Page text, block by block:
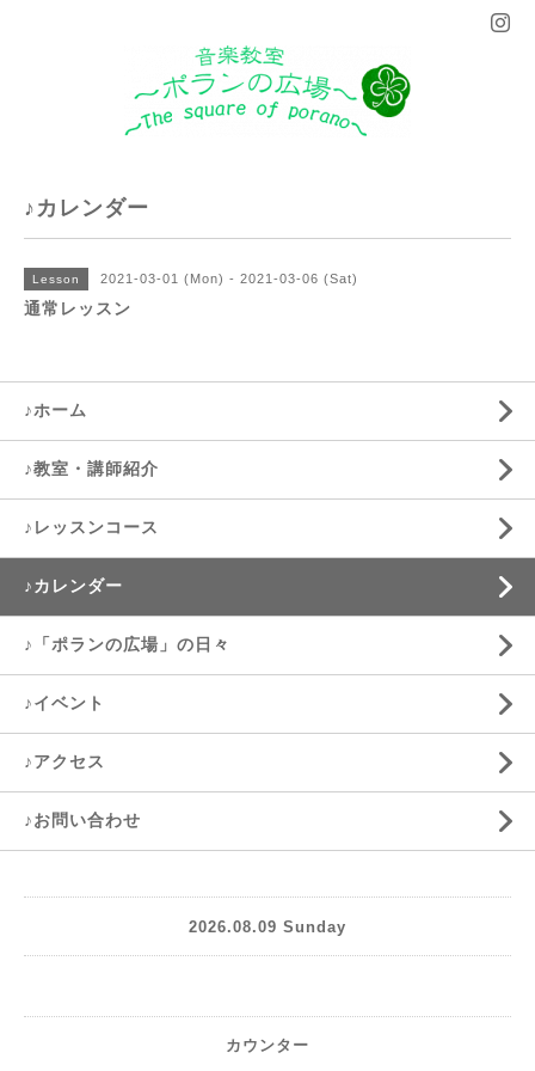
♪カレンダー
Lesson 2021-03-01 (Mon) - 2021-03-06 (Sat)
通常レッスン
♪ホーム
♪教室・講師紹介
♪レッスンコース
♪カレンダー
♪「ポランの広場」の日々
♪イベント
♪アクセス
♪お問い合わせ
2026.08.09 Sunday
カウンター